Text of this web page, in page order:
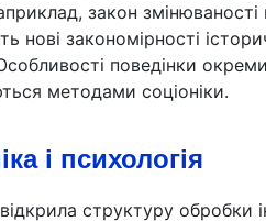
закон змінюваності
нові закономірності
Особливості поведінки
методами соціоніки.
і психологія
структуру обробки